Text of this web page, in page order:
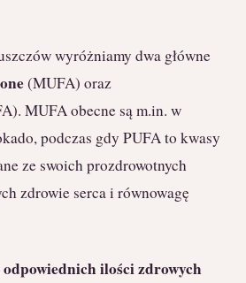
wyróżniamy dwa główne
(MUFA) oraz
MUFA obecne są m.in. w
podczas gdy PUFA to kwasy
ze swoich prozdrowotnych
zdrowie serca i równowagę
ilości zdrowych